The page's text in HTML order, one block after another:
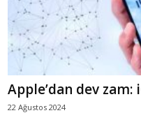
Apple’dan dev
22 Ağustos 2024